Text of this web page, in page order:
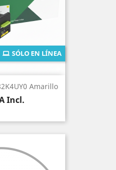
Amarillo
Incl.
SÓLO EN LÍNEA